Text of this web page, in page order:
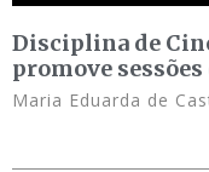
Disciplina de
promove
Maria Eduarda de